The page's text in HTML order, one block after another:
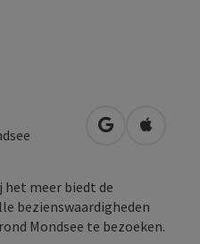
Openen in
meer biedt de
bezienswaardigheden
Mondsee te bezoeken.